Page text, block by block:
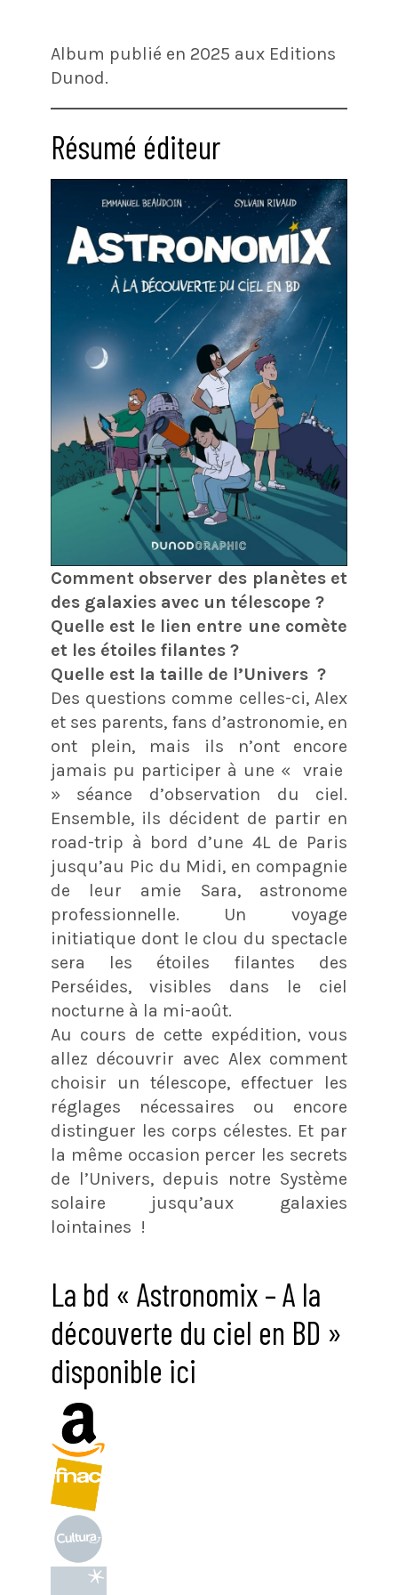
Album publié en 2025 aux Editions
Dunod.
Résumé éditeur
Comment observer des planètes et
des galaxies avec un télescope ?
Quelle est le lien entre une comète
et les étoiles filantes ?
Quelle est la taille de l’Univers ?
Des questions comme celles-ci, Alex
et ses parents, fans d’astronomie, en
ont plein, mais ils n’ont encore
jamais pu participer à une « vraie
» séance d’observation du ciel.
Ensemble, ils décident de partir en
road-trip à bord d’une 4L de Paris
jusqu’au Pic du Midi, en compagnie
de leur amie Sara, astronome
professionnelle. Un voyage
initiatique dont le clou du spectacle
sera les étoiles filantes des
Perséides, visibles dans le ciel
nocturne à la mi-août.
Au cours de cette expédition, vous
allez découvrir avec Alex comment
choisir un télescope, effectuer les
réglages nécessaires ou encore
distinguer les corps célestes. Et par
la même occasion percer les secrets
de l’Univers, depuis notre Système
solaire jusqu’aux galaxies
lointaines !
La bd « Astronomix – A la
découverte du ciel en BD »
disponible ici